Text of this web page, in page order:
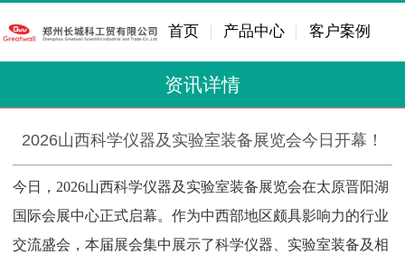
首页 产品中心 客户案例
资讯详情
2026山西科学仪器及实验室装备展览会今日开幕！
今日，2026山西科学仪器及实验室装备展览会在太原晋阳湖
国际会展中心正式启幕。作为中西部地区颇具影响力的行业
交流盛会，本届展会集中展示了科学仪器、实验室装备及相